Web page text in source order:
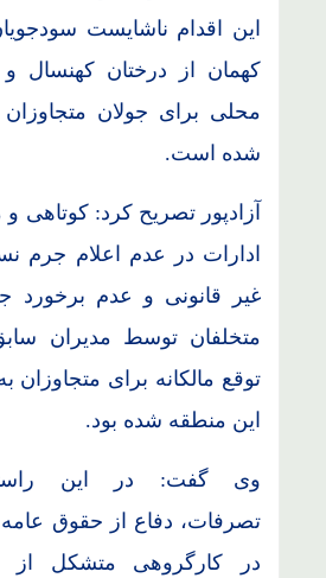
این اقدام ناشایست
کهمان از درختان کهنسال
محلی برای جولان
شده است.
آزادپور تصریح کرد: کوتاهی
ادارات در عدم اعلام جرم
غیر قانونی و عدم برخورد
متخلفان توسط مدیران
توقع مالکانه برای متجاوزان
این منطقه شده بود.
وی گفت: در این
تصرفات، دفاع از حقوق
در کارگروهی متشکل از